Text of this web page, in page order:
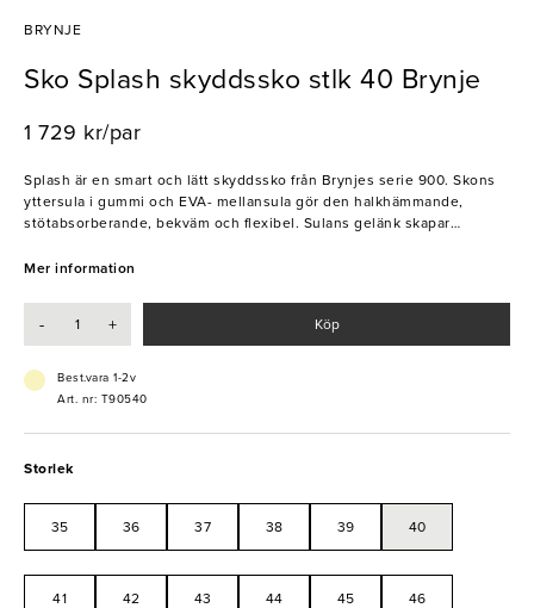
BRYNJE
Sko Splash skyddssko stlk 40 Brynje
1 729 kr/par
Splash är en smart och lätt skyddssko från Brynjes serie 900. Skons
yttersula i gummi och EVA- mellansula gör den halkhämmande,
stötabsorberande, bekväm och flexibel. Sulans gelänk skapar
bidrar till en vatten- och jordavvisande effekt. Skons ovandel är
tummar varken på säkerhet eller kvalitet!
- Finns i storlek 35-48
- Vatten- och jordavvisande
- KPU ProNose
Mer information
- + Köp
Best.vara 1-2v
Art. nr: T90540
Storlek
35 36 37 38 39 40
41 42 43 44 45 46